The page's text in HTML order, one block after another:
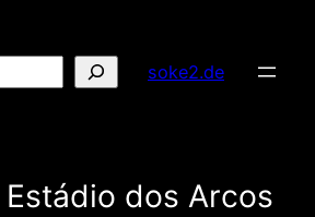
soke2.de
Estádio dos Arcos